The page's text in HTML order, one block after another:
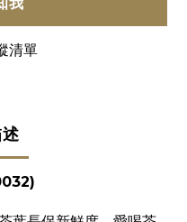
我
清單